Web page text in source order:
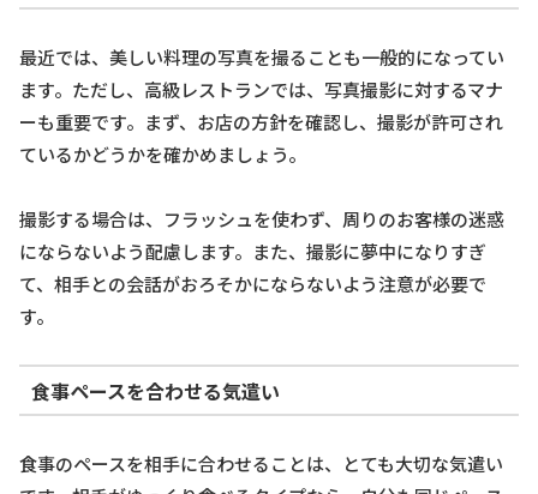
最近では、美しい料理の写真を撮ることも一般的になってい
ます。ただし、高級レストランでは、写真撮影に対するマナ
ーも重要です。まず、お店の方針を確認し、撮影が許可され
ているかどうかを確かめましょう。
撮影する場合は、フラッシュを使わず、周りのお客様の迷惑
にならないよう配慮します。また、撮影に夢中になりすぎ
て、相手との会話がおろそかにならないよう注意が必要で
す。
食事ペースを合わせる気遣い
食事のペースを相手に合わせることは、とても大切な気遣い